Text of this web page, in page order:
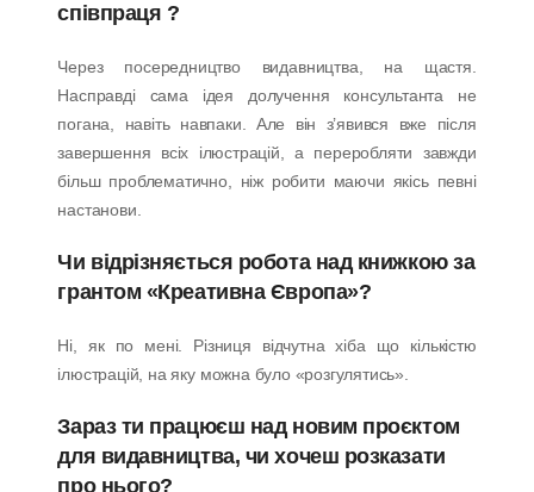
співпраця ?
Через посередництво видавництва, на щастя.
Насправді сама ідея долучення консультанта не
погана, навіть навпаки. Але він з’явився вже після
завершення всіх ілюстрацій, а переробляти завжди
більш проблематично, ніж робити маючи якісь певні
настанови.
Чи відрізняється робота над книжкою за
грантом «Креативна Європа»?
Ні, як по мені. Різниця відчутна хіба що кількістю
ілюстрацій, на яку можна було «розгулятись».
Зараз ти працюєш над новим проєктом
для видавництва, чи хочеш розказати
про нього?